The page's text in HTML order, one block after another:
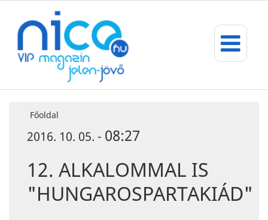
Főoldal
2016. 10. 05. - 08:27
12. ALKALOMMAL IS
"HUNGAROSPARTAKIÁD"